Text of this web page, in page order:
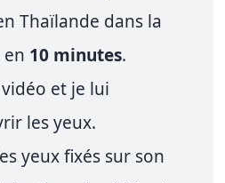
Thaïlande dans la
en 10 minutes.
et je lui
les yeux.
yeux fixés sur son